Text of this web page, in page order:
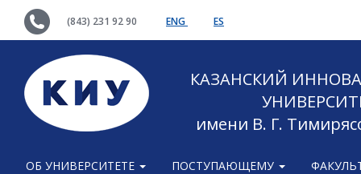
(843) 231 92 90 ENG ES
КАЗАНСКИЙ
имени В. Г.
ОБ УНИВЕРСИТЕТЕ ПОСТУПАЮЩЕМУ